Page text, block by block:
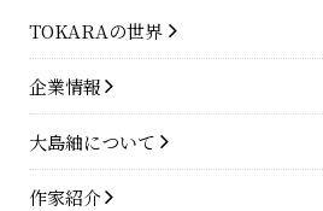
TOKARAの世界
企業情報
大島紬について
作家紹介